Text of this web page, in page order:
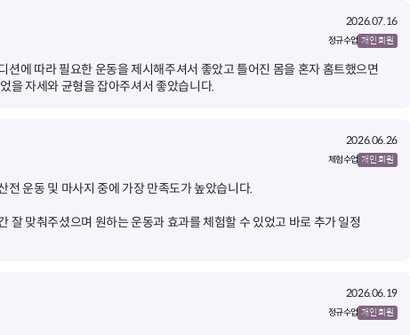
2026.07.16
정규 수업 개인 회원
션에 따라 필요한 운동을 제시해주셔서 좋았고 틀어진 몸을 혼자 홈트했으면
을 자세와 균형을 잡아주셔서 좋았습니다.
2026.06.26
체험 수업 개인 회원
잘 맞춰주셨으며 원하는 운동과 효과를 체험할 수 있었고 바로 추가 일정
2026.06.19
정규 수업 개인 회원